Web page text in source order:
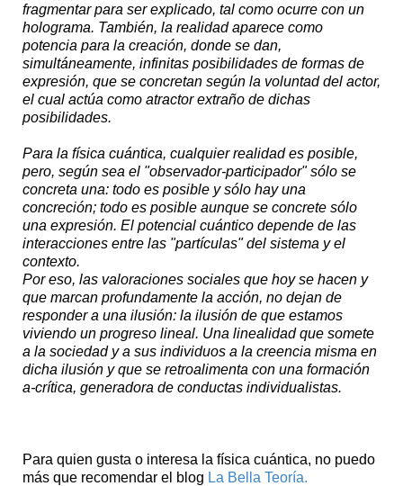
fragmentar para ser explicado, tal como ocurre con un
holograma. También, la realidad aparece como
potencia para la creación, donde se dan,
simultáneamente, infinitas posibilidades de formas de
expresión, que se concretan según la voluntad del actor,
el cual actúa como atractor extraño de dichas
posibilidades.
Para la física cuántica, cualquier realidad es posible,
pero, según sea el "observador-participador" sólo se
concreta una: todo es posible y sólo hay una
concreción; todo es posible aunque se concrete sólo
una expresión. El potencial cuántico depende de las
interacciones entre las "partículas" del sistema y el
contexto.
Por eso, las valoraciones sociales que hoy se hacen y
que marcan profundamente la acción, no dejan de
responder a una ilusión: la ilusión de que estamos
viviendo un progreso lineal. Una linealidad que somete
a la sociedad y a sus individuos a la creencia misma en
dicha ilusión y que se retroalimenta con una formación
a-crítica, generadora de conductas individualistas.
Para quien gusta o interesa la física cuántica, no puedo
más que recomendar el blog La Bella Teoría.